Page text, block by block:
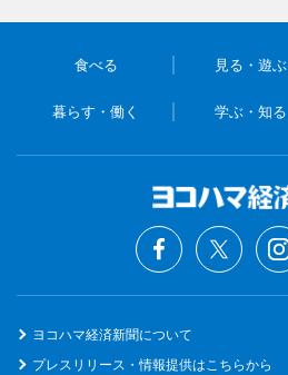
食べる 見る・遊ぶ
暮らす・働く 学ぶ・知る
ヨコハマ経済新聞について
プレスリリース・情報提供はこちらから